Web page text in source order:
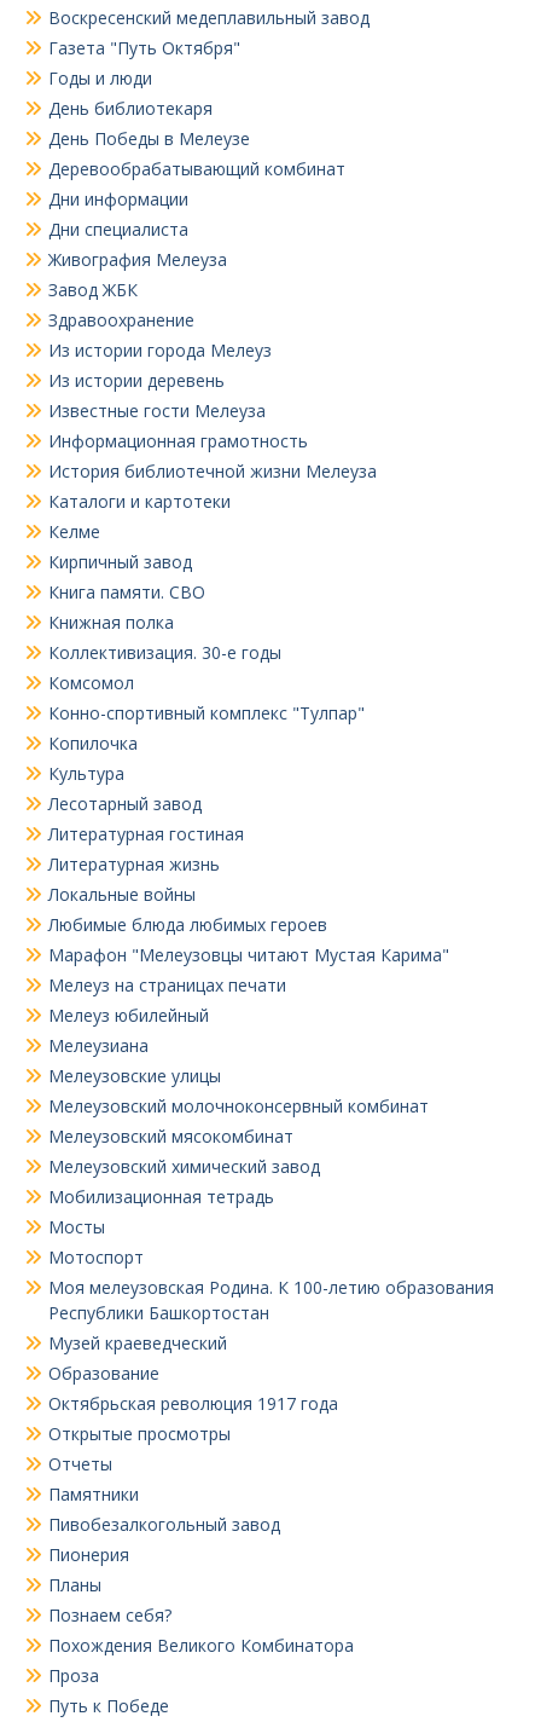
Воскресенский медеплавильный завод
Газета "Путь Октября"
Годы и люди
День библиотекаря
День Победы в Мелеузе
Деревообрабатывающий комбинат
Дни информации
Дни специалиста
Живография Мелеуза
Завод ЖБК
Здравоохранение
Из истории города Мелеуз
Из истории деревень
Известные гости Мелеуза
Информационная грамотность
История библиотечной жизни Мелеуза
Каталоги и картотеки
Келме
Кирпичный завод
Книга памяти. СВО
Книжная полка
Коллективизация. 30-е годы
Комсомол
Конно-спортивный комплекс "Тулпар"
Копилочка
Культура
Лесотарный завод
Литературная гостиная
Литературная жизнь
Локальные войны
Любимые блюда любимых героев
Марафон "Мелеузовцы читают Мустая Карима"
Мелеуз на страницах печати
Мелеуз юбилейный
Мелеузиана
Мелеузовские улицы
Мелеузовский молочноконсервный комбинат
Мелеузовский мясокомбинат
Мелеузовский химический завод
Мобилизационная тетрадь
Мосты
Мотоспорт
Моя мелеузовская Родина. К 100-летию образования
Республики Башкортостан
Музей краеведческий
Образование
Октябрьская революция 1917 года
Открытые просмотры
Отчеты
Памятники
Пивобезалкогольный завод
Пионерия
Планы
Познаем себя?
Похождения Великого Комбинатора
Проза
Путь к Победе